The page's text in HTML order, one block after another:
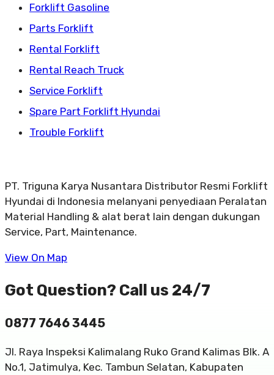
Forklift Gasoline
Parts Forklift
Rental Forklift
Rental Reach Truck
Service Forklift
Spare Part Forklift Hyundai
Trouble Forklift
PT. Triguna Karya Nusantara Distributor Resmi Forklift
Hyundai di Indonesia melanyani penyediaan Peralatan
Material Handling & alat berat lain dengan dukungan
Service, Part, Maintenance.
View On Map
Got Question? Call us 24/7
0877 7646 3445
Jl. Raya Inspeksi Kalimalang Ruko Grand Kalimas Blk. A
No.1, Jatimulya, Kec. Tambun Selatan, Kabupaten